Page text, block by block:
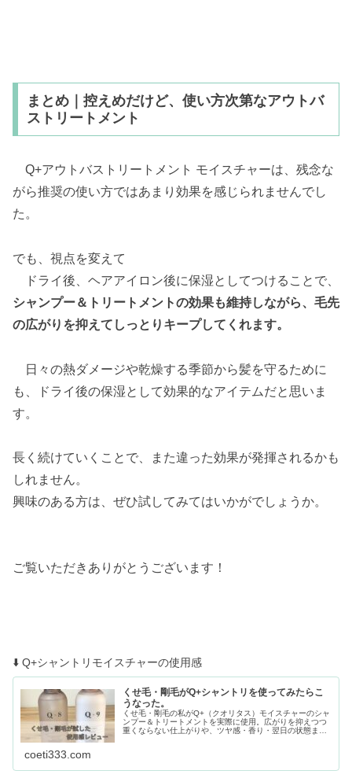
まとめ｜控えめだけど、使い方次第なアウトバ
ストリートメント
Q+アウトバストリートメント モイスチャーは、残念な
がら推奨の使い方ではあまり効果を感じられませんでし
た。
でも、視点を変えて
ドライ後、ヘアアイロン後に保湿としてつけることで、
シャンプー＆トリートメントの効果も維持しながら、毛先
の広がりを抑えてしっとりキープしてくれます。
日々の熱ダメージや乾燥する季節から髪を守るために
も、ドライ後の保湿として効果的なアイテムだと思いま
す。
長く続けていくことで、また違った効果が発揮されるかも
しれません。
興味のある方は、ぜひ試してみてはいかがでしょうか。
ご覧いただきありがとうございます！
⬇️ Q+シャントリモイスチャーの使用感
くせ毛・剛毛がQ+シャントリを使ってみたらこ
うなった。
くせ毛・剛毛の私がQ+（クオリタス）モイスチャーのシャ
ンプー＆トリートメントを実際に使用。広がりを抑えつつ
重くならない仕上がりや、ツヤ感・香り・翌日の状態まで
coeti333.com